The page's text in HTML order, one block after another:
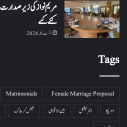
کئے گئے
اگست 6, 2026
Tags
Female Marriage Proposal
Matrimonials
امریکا
انٹرنیشنل بین الاقوامی جھلس کر ہلاک